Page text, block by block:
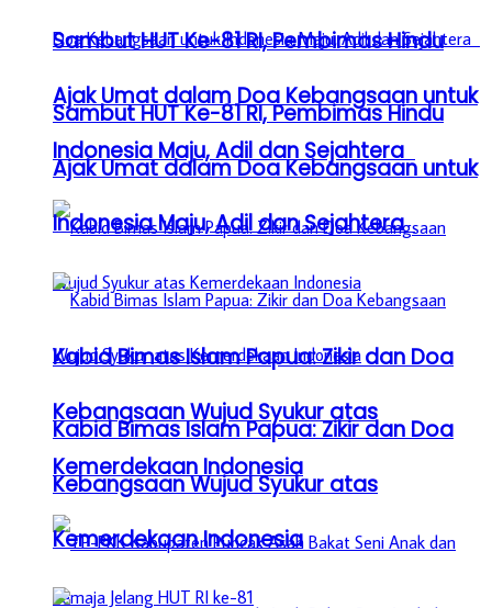
Sambut HUT Ke-81 RI, Pembimas Hindu
Ajak Umat dalam Doa Kebangsaan untuk
Indonesia Maju, Adil dan Sejahtera
Kabid Bimas Islam Papua: Zikir dan Doa
Kebangsaan Wujud Syukur atas
Kemerdekaan Indonesia
Sambut HUT Ke-81 RI, Pembimas Hindu
Ajak Umat dalam Doa Kebangsaan untuk
Indonesia Maju, Adil dan Sejahtera
Kabid Bimas Islam Papua: Zikir dan Doa
Kebangsaan Wujud Syukur atas
Kemerdekaan Indonesia